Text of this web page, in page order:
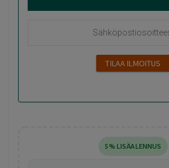
5% LISÄALENNUS